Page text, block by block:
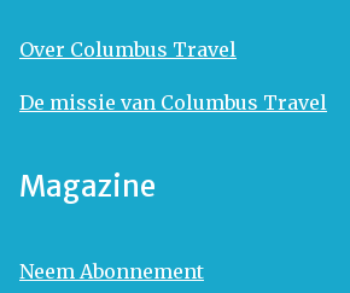
Over Columbus Travel
De missie van Columbus Travel
Magazine
Neem Abonnement